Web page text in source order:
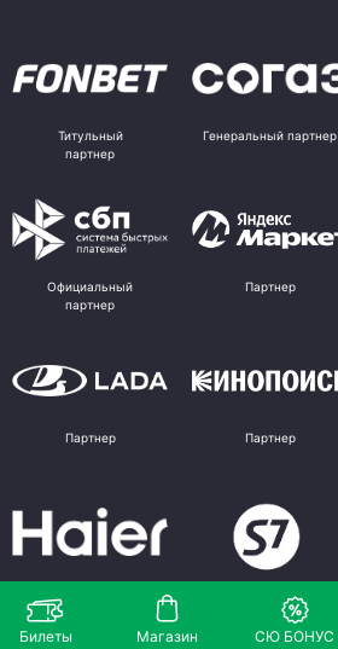
Билеты Магазин СЮ БОНУС
Титульный
партнер
Генеральный партнер
Официальный
партнер
Партнер
Партнер Партнер